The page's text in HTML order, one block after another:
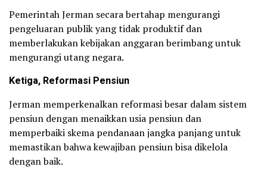
Pemerintah Jerman secara bertahap mengurangi
pengeluaran publik yang tidak produktif dan
memberlakukan kebijakan anggaran berimbang untuk
mengurangi utang negara.
Ketiga, Reformasi Pensiun
Jerman memperkenalkan reformasi besar dalam sistem
pensiun dengan menaikkan usia pensiun dan
memperbaiki skema pendanaan jangka panjang untuk
memastikan bahwa kewajiban pensiun bisa dikelola
dengan baik.